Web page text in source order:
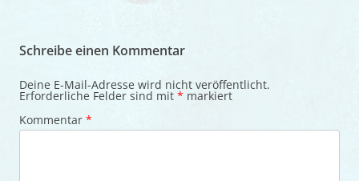
Schreibe einen Kommentar
Deine E-Mail-Adresse wird nicht veröffentlicht.
Erforderliche Felder sind mit * markiert
Kommentar *